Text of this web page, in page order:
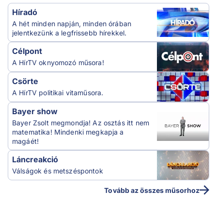
Híradó
A hét minden napján, minden órában
jelentkezünk a legfrissebb hírekkel.
Célpont
A HírTV oknyomozó műsora!
Csörte
A HírTV politikai vitaműsora.
Bayer show
Bayer Zsolt megmondja! Az osztás itt nem
matematika! Mindenki megkapja a
magáét!
Láncreakció
Válságok és metszéspontok
Tovább az összes műsorhoz